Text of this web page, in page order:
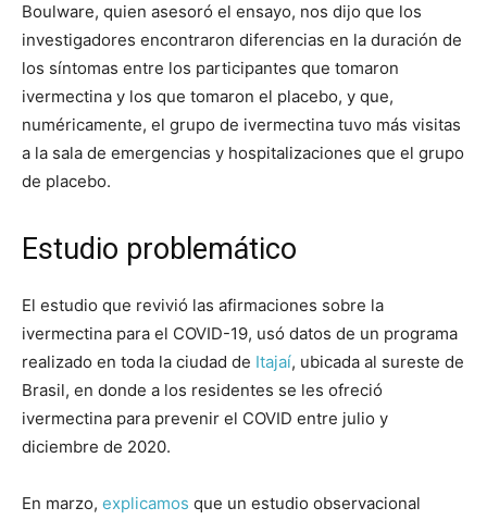
Boulware, quien asesoró el ensayo, nos dijo que los
investigadores encontraron diferencias en la duración de
los síntomas entre los participantes que tomaron
ivermectina y los que tomaron el placebo, y que,
numéricamente, el grupo de ivermectina tuvo más visitas
a la sala de emergencias y hospitalizaciones que el grupo
de placebo.
Estudio problemático
El estudio que revivió las afirmaciones sobre la
ivermectina para el COVID-19, usó datos de un programa
realizado en toda la ciudad de Itajaí, ubicada al sureste de
Brasil, en donde a los residentes se les ofreció
ivermectina para prevenir el COVID entre julio y
diciembre de 2020.
En marzo, explicamos que un estudio observacional